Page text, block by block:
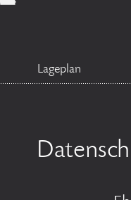
Lageplan